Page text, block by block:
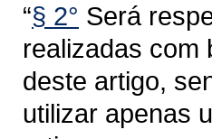
“§ 2° Será
realizadas com
deste artigo,
utilizar apenas